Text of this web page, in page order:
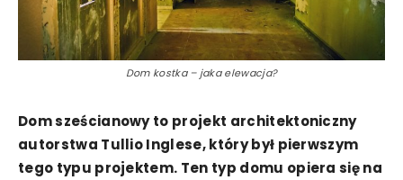
Dom kostka – jaka elewacja?
Dom sześcianowy to projekt architektoniczny
autorstwa Tullio Inglese, który był pierwszym
tego typu projektem. Ten typ domu opiera się na